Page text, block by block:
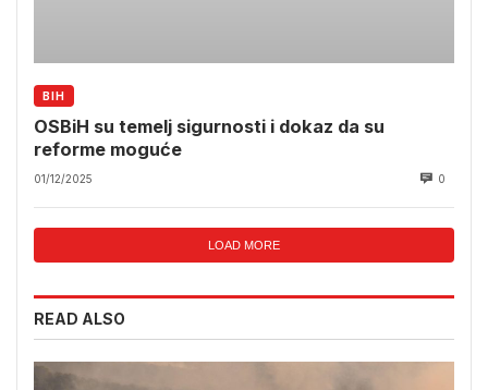
BIH
OSBiH su temelj sigurnosti i dokaz da su
reforme moguće
01/12/2025 0
LOAD MORE
READ ALSO